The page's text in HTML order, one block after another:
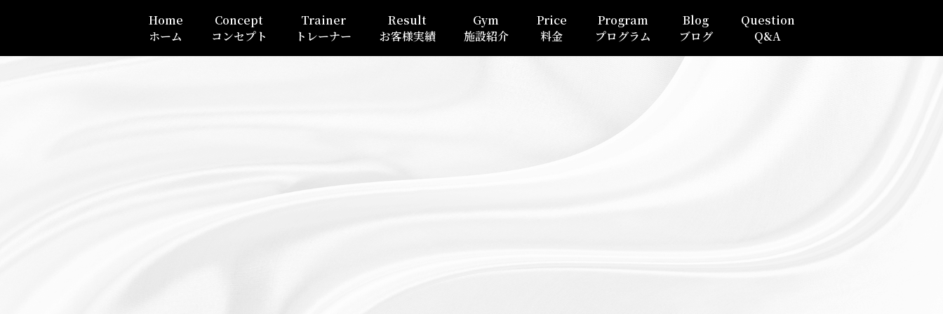
Home
ホーム
Concept
コンセプト
Trainer
トレーナー
Result
お客様実績
Gym
施設紹介
Price
料金
Program
プログラム
Blog
ブログ
Question
Q&A